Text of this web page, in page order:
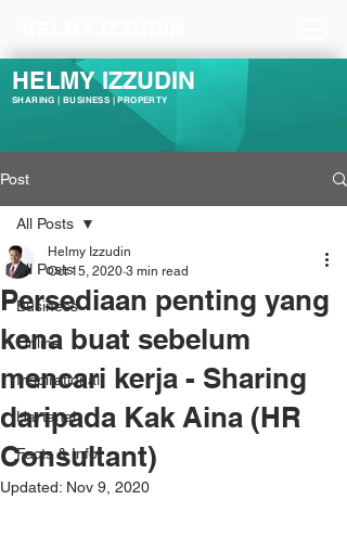
HELMY IZZUDIN
SHARING | BUSINESS | PROPERTY
Post
All Posts
Business
Online
Inspirational
Hartanah
Facts & Info
All Posts
Persediaan penting yang
kena buat sebelum
mencari kerja - Sharing
daripada Kak Aina (HR
Consultant)
Helmy Izzudin
Oct 15, 2020 3 min read
Updated: Nov 9, 2020